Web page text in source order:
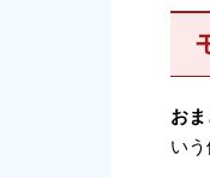
お
い